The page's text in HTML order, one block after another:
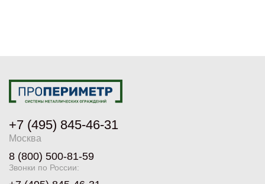
+7 (495) 845-46-31
Москва
8 (800) 500-81-59
Звонки по России: